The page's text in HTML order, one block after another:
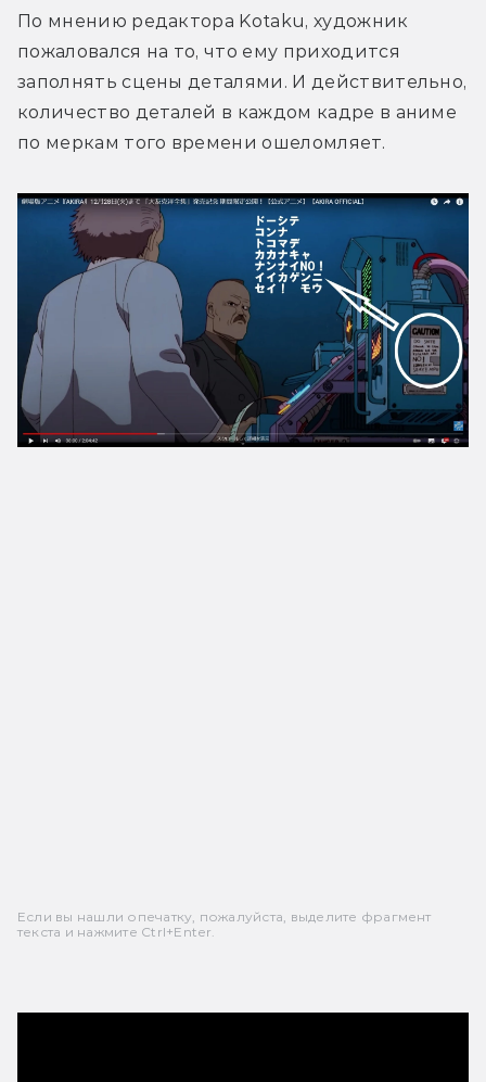
По мнению редактора Kotaku, художник
пожаловался на то, что ему приходится
заполнять сцены деталями. И действительно,
количество деталей в каждом кадре в аниме
по меркам того времени ошеломляет.
Если вы нашли опечатку, пожалуйста, выделите фрагмент
текста и нажмите Ctrl+Enter.